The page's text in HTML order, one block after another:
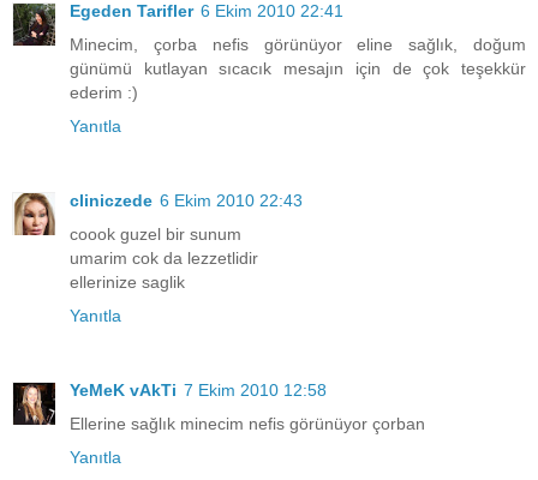
Egeden Tarifler 6 Ekim 2010 22:41
Minecim, çorba nefis görünüyor eline sağlık, doğum
günümü kutlayan sıcacık mesajın için de çok teşekkür
ederim :)
Yanıtla
cliniczede 6 Ekim 2010 22:43
coook guzel bir sunum
umarim cok da lezzetlidir
ellerinize saglik
Yanıtla
YeMeK vAkTi 7 Ekim 2010 12:58
Ellerine sağlık minecim nefis görünüyor çorban
Yanıtla